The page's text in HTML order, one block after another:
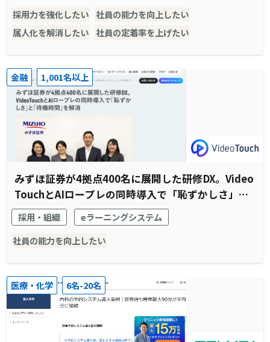
採用力を強化したい 社員の能力を向上したい
属人化を解消したい 社員の定着率を上げたい
金融 1,001名以上
みずほ証券が4拠点400名に展開した研修DX。Video
TouchとAIロープレの同時導入で「恥ずかしさ」と
「待機時間」を解消
採用・組織
eラーニングシステム
社員の能力を向上したい
医療・化学 6名-20名